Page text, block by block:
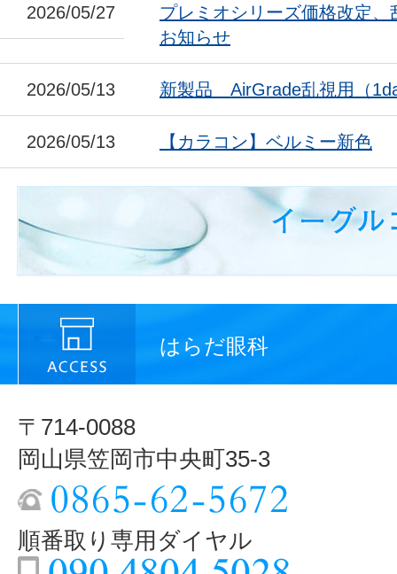
2026/05/27
プレミオシリーズ価格改定
お知らせ
2026/05/13 新製品 AirGrade乱視用（
2026/05/13 【カラコン】ベルミー新色
はらだ眼科
〒714-0088
岡山県笠岡市中央町35-3
順番取り専用ダイヤル